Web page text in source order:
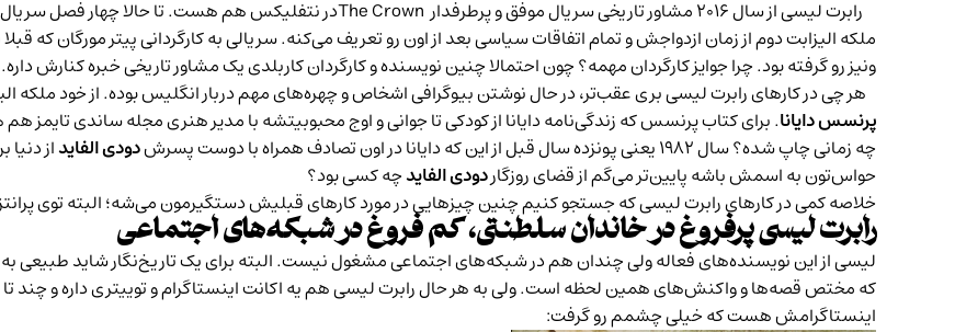
ملکه الیزابت دوم از زمان ازدواجش و تمام اتفاقات سیاسی بعد از اون رو تعریف می‌کنه. سریالی به کارگردانی پیتر مورگان که
ونیز رو گرفته بود. چرا جوایز کارگردان مهمه؟ چون احتمالا چنین نویسنده و کارگردان کاربلدی یک مشاور تاریخی خبره کنارش داره.
هر چی در کارهای رابرت لیسی بری عقب‌تر، در حال نوشتن بیوگرافی اشخاص و چهره‌های مهم دربار انگلیس بوده. از خود ملکه
پرنسس دایانا. برای کتاب پرنسس که زندگی‌نامه دایانا از کودکی تا جوانی و اوج محبوبیتشه با مدیر هنری مجله ساندی تایمز
چه زمانی چاپ شده؟ سال ۱۹۸۲ یعنی پونزده سال قبل از این که دایانا در اون تصادف همراه با دوست پسرش
دودی الفایداز دنیا
حواس‌تون به اسمش باشه پایین‌تر می‌گم از قضای روزگاردودی الفایدچه کسی بود؟
خلاصه کمی در کارهای رابرت لیسی که جستجو کنیم چنین چیزهایی در مورد کارهای قبلیش دستگیرمون می‌شه؛ البته توی
رابرت لیسی پرفروغ در خاندان سلطنتی، کم فروغ در شبکه‌های اجتماعی
لیسی از این نویسنده‌های فعاله ولی چندان هم در شبکه‌های اجتماعی مشغول نیست. البته برای یک تاریخ‌نگار شاید طبیعی
که مختص قصه‌ها و واکنش‌های همین لحظه است. ولی به هر حال رابرت لیسی هم یه اکانت اینستاگرام و توییتری داره و
اینستاگرامش هست که خیلی چشمم رو گرفت: